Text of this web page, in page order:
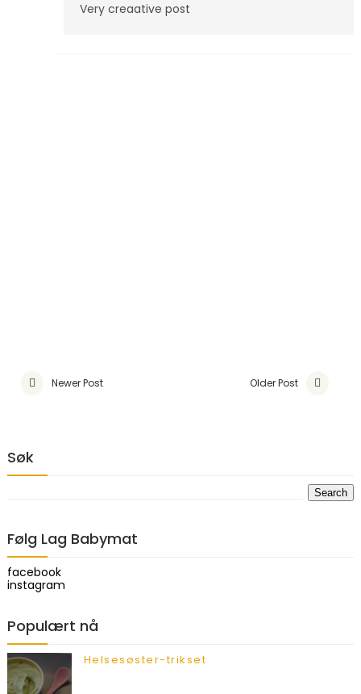
Very creaative post
Newer Post Older Post
Søk
Følg Lag Babymat
facebook
instagram
Populært nå
Helsesøster-trikset